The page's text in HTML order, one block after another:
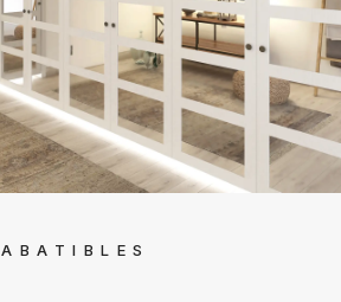
ABATIBLES